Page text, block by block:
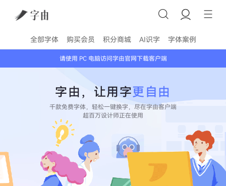
全部字体 购买会员 积分商城 AI识字 字体案例
字由，让用字更自由
千款免费字体，轻松一键换字，尽在字由客户端
超百万设计师正在使用
请使用 PC 电脑访问字由官网下载客户端